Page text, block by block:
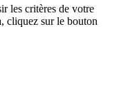
les critères de votre
cliquez sur le bouton